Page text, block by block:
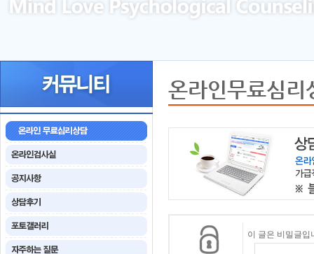
온라인무료심리
이 글은 비밀글입